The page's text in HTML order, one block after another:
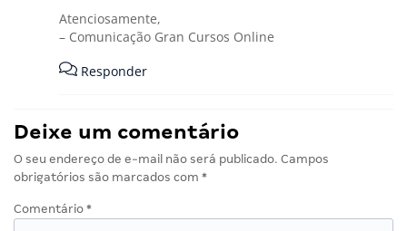
Atenciosamente,
– Comunicação Gran Cursos Online
Responder
Deixe um comentário
O seu endereço de e-mail não será publicado. Campos
obrigatórios são marcados com *
Comentário *